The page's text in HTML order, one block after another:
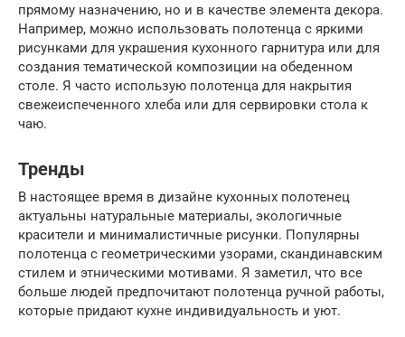
прямому назначению, но и в качестве элемента декора.
Например, можно использовать полотенца с яркими
рисунками для украшения кухонного гарнитура или для
создания тематической композиции на обеденном
столе. Я часто использую полотенца для накрытия
свежеиспеченного хлеба или для сервировки стола к
чаю.
Тренды
В настоящее время в дизайне кухонных полотенец
актуальны натуральные материалы, экологичные
красители и минималистичные рисунки. Популярны
полотенца с геометрическими узорами, скандинавским
стилем и этническими мотивами. Я заметил, что все
больше людей предпочитают полотенца ручной работы,
которые придают кухне индивидуальность и уют.